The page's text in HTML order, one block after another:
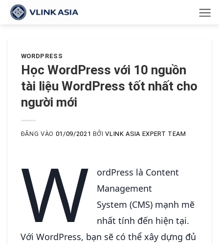
Bỏ
qua
WORDPRESS
Học WordPress với 10 nguồn
tài liệu WordPress tốt nhất cho
người mới
ĐĂNG VÀO 01/09/2021 BỞIVLINK ASIA EXPERT TEAM
W
ordPress là Content
Management
System (CMS) mạnh mẽ
nhất tính đến hiện tại.
Với WordPress, bạn sẽ có thể xây dựng đủ